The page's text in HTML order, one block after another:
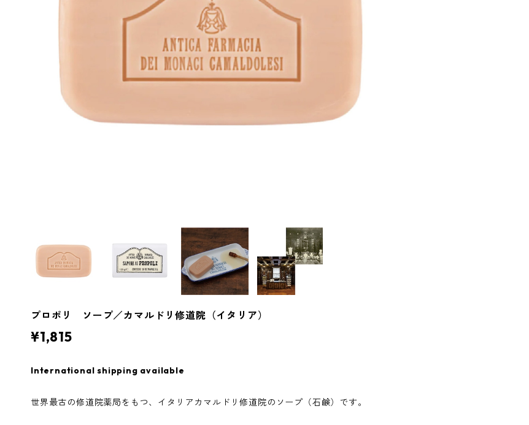
プロポリ ソープ／カマルドリ修道院（イタリア）
¥1,815
International shipping available
世界最古の修道院薬局をもつ、イタリアカマルドリ修道院のソープ（石鹸）です。